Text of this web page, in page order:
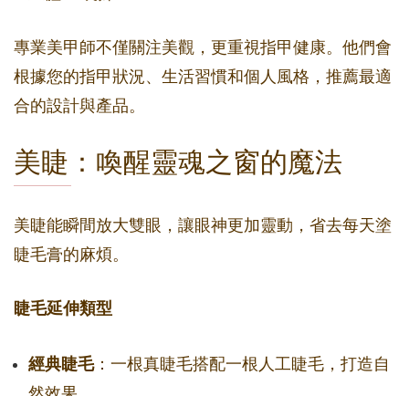
專業美甲師不僅關注美觀，更重視指甲健康。他們會
根據您的指甲狀況、生活習慣和個人風格，推薦最適
合的設計與產品。
美睫：喚醒靈魂之窗的魔法
美睫能瞬間放大雙眼，讓眼神更加靈動，省去每天塗
睫毛膏的麻煩。
睫毛延伸類型
經典睫毛：一根真睫毛搭配一根人工睫毛，打造自